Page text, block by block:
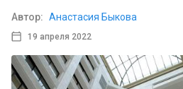
19 апреля 2022
Автор: Анастасия Быкова